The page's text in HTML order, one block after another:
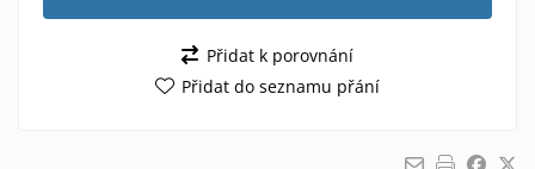
Přidat k porovnání
Přidat do seznamu přání